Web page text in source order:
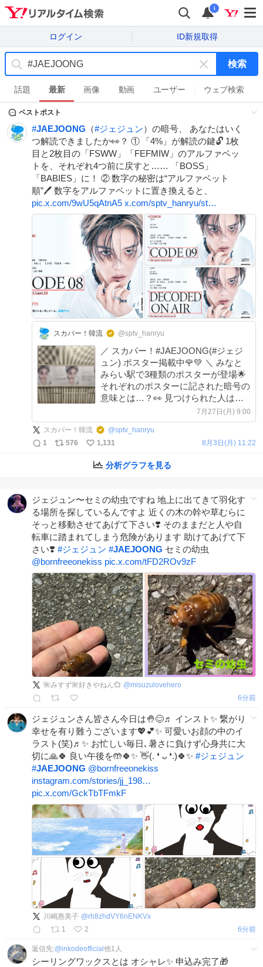
i
ログイン ID新規取得
キ
ー
ワ
ド
を
消
す
検索
話題 最新 画像 動画 ユーザー ウェブ検索
ベストポスト
#JAEJOONG （#ジェジュン）の暗号、 あなたはいく
つ解読できましたか👀？ ① 「4%」が解読の鍵🔓 1枚
目と2枚目の「FSWW」「FEFMIW」のアルファベッ
トを、それぞれ4つ前に戻すと…… 「BOSS」
「BABIES」に！ ② 数字の秘密は“アルファベット
順”🖊 数字をアルファベットに置き換えると、
pic.x.com/9wU5qAtnA5 x.com/sptv_hanryu/st…
スカパー！韓流 @sptv_hanryu
／ スカパー！#JAEJOONG(#ジェジ
ュン) ポスター掲載中🌹💚 ＼ みなと
みらい駅で3種類のポスターが登場🌟
それぞれのポスターに記された暗号の
意味とは…？👀 見つけられた人はリ
プライで教えてください👇✨ 🚃掲載場
所 JRみなとみらい駅 📆掲載期間
7月27日(月) 9:00
スカパー！韓流 @sptv_hanryu
1
576 1,131 8月3日(月) 11:22
分析グラフを見る
ジェジュン〜セミの幼虫ですね 地上に出てきて羽化す
る場所を探しているんですよ 近くの木の幹や草むらに
そっと移動させてあげて下さい❣️ そのままだと人や自
転車に踏まれてしまう危険があります 助けてあげて下
さい❣️ #ジェジュン #JAEJOONG セミの幼虫
@bornfreeonekiss pic.x.com/tFD2ROv9zF
🌺みすず🌺好きやねん💞 @misuzulovehero
6分前
ジェジュンさん皆さん今日は🤚😊♬ インスト✨ 繋がり
幸せを有り難うございます💖💕✨ 可愛いお顔の中のイ
ラスト(笑)♬✨ お忙しい毎日､暑さに負けず心身共に大
切に🙏🍀 良い午後を🤲🍀✨ 👋(⁠.⁠ ⁠❛⁠ ⁠ᴗ⁠ ⁠❛⁠.⁠)🍀✨ #ジェジュン
#JAEJOONG @bornfreeonekiss
instagram.com/stories/jj_198…
pic.x.com/GckTbTFmkF
川嶋惠美子 @rh8zhdVY6nENKVx
1
2 6分前
返信先:@inkodeofficial 他1 人
シーリングワックスとは オシャレ✨ 申込み完了🎁